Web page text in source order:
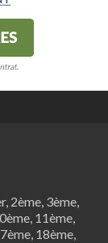
2ème, 3ème,
11ème,
18ème,